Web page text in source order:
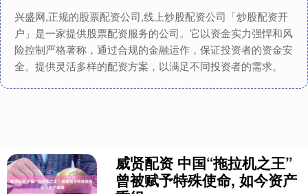
兴盛网,正规的股票配资公司,线上炒股配资公司「炒股配资开
户」是一家提供股票配资服务的公司。它以资金实力强悍和风
险控制严格著称，通过合规的金融运作，保证投资者的资金安
全。提供灵活多样的配资方案，以满足不同投资者的需求。
威贤配资 中国“拖拉机之王”
曾被赋予特殊使命, 如今资产